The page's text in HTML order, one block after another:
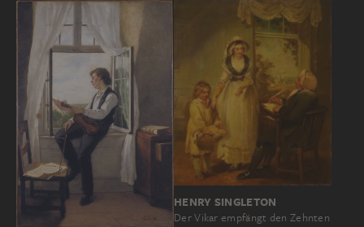
HENRY SINGLETON
Der Vikar empfängt den Zehnten